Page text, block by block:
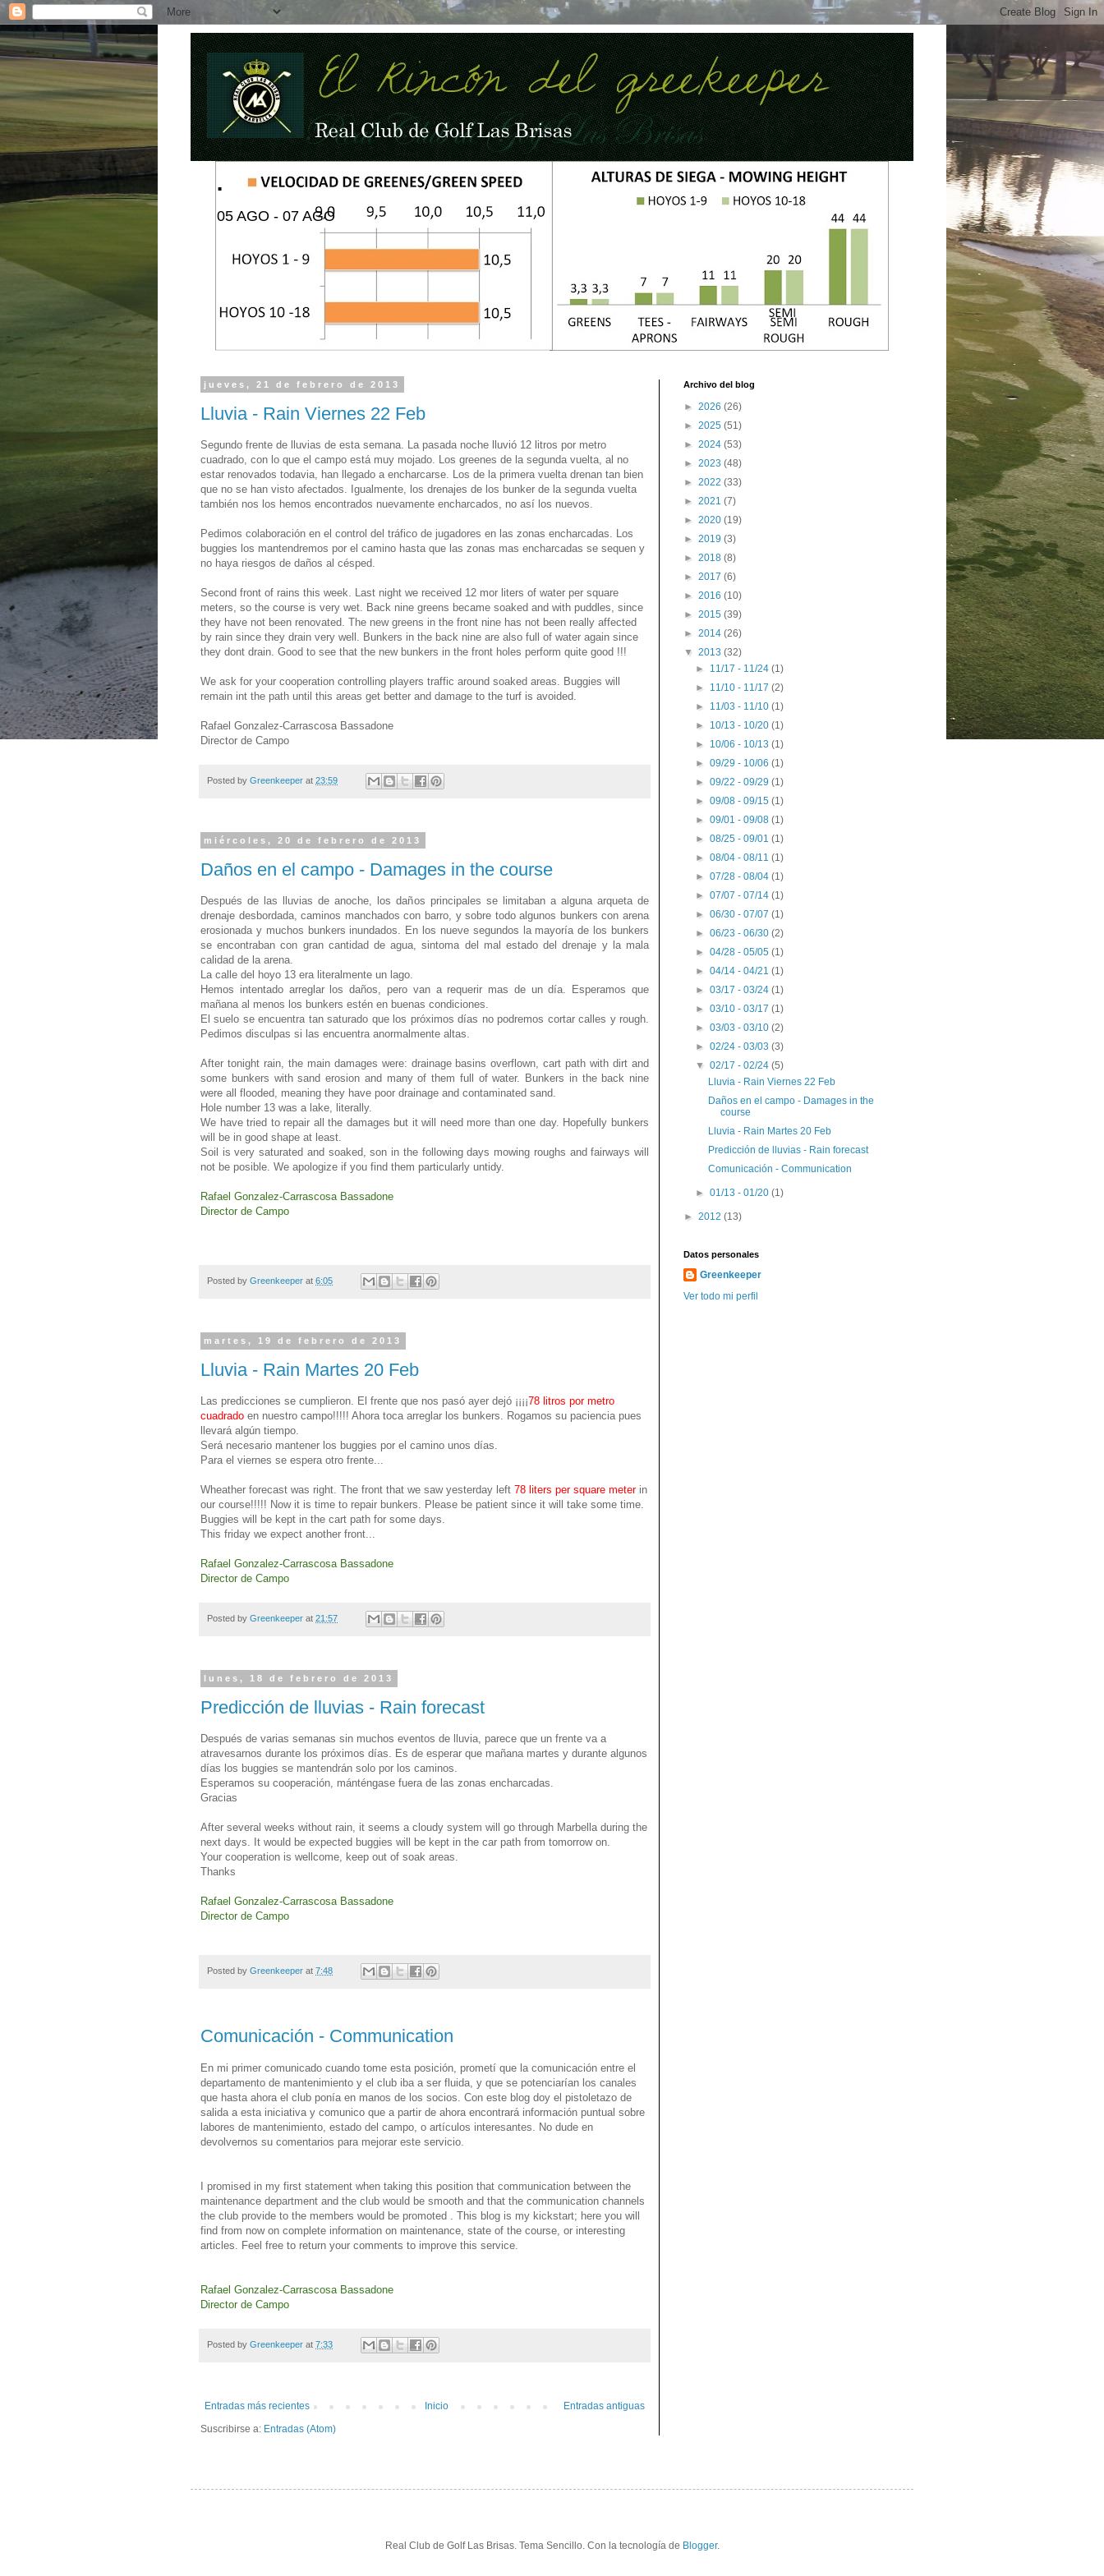
.
05 AGO - 07 AGO
jueves, 21 de febrero de 2013
Lluvia - Rain Viernes 22 Feb
Segundo frente de lluvias de esta semana. La pasada noche lluvió 12 litros por metro
cuadrado, con lo que el campo está muy mojado. Los greenes de la segunda vuelta, al no
estar renovados todavia, han llegado a encharcarse. Los de la primera vuelta drenan tan bien
que no se han visto afectados. Igualmente, los drenajes de los bunker de la segunda vuelta
también nos los hemos encontrados nuevamente encharcados, no así los nuevos.
Pedimos colaboración en el control del tráfico de jugadores en las zonas encharcadas. Los
buggies los mantendremos por el camino hasta que las zonas mas encharcadas se sequen y
no haya riesgos de daños al césped.
Second front of rains this week. Last night we received 12 mor liters of water per square
meters, so the course is very wet. Back nine greens became soaked and with puddles, since
they have not been renovated. The new greens in the front nine has not been really affected
by rain since they drain very well. Bunkers in the back nine are also full of water again since
they dont drain. Good to see that the new bunkers in the front holes perform quite good !!!
We ask for your cooperation controlling players traffic around soaked areas. Buggies will
remain int the path until this areas get better and damage to the turf is avoided.
Rafael Gonzalez-Carrascosa Bassadone
Director de Campo
Posted by Greenkeeper at 23:59
miércoles, 20 de febrero de 2013
Daños en el campo - Damages in the course
Después de las lluvias de anoche, los daños principales se limitaban a alguna arqueta de
drenaje desbordada, caminos manchados con barro, y sobre todo algunos bunkers con arena
erosionada y muchos bunkers inundados. En los nueve segundos la mayoría de los bunkers
se encontraban con gran cantidad de agua, sintoma del mal estado del drenaje y la mala
calidad de la arena.
La calle del hoyo 13 era literalmente un lago.
Hemos intentado arreglar los daños, pero van a requerir mas de un día. Esperamos que
mañana al menos los bunkers estén en buenas condiciones.
El suelo se encuentra tan saturado que los próximos días no podremos cortar calles y rough.
Pedimos disculpas si las encuentra anormalmente altas.
After tonight rain, the main damages were: drainage basins overflown, cart path with dirt and
some bunkers with sand erosion and many of them full of water. Bunkers in the back nine
were all flooded, meaning they have poor drainage and contaminated sand.
Hole number 13 was a lake, literally.
We have tried to repair all the damages but it will need more than one day. Hopefully bunkers
will be in good shape at least.
Soil is very saturated and soaked, son in the following days mowing roughs and fairways will
not be posible. We apologize if you find them particularly untidy.
Rafael Gonzalez-Carrascosa Bassadone
Director de Campo
Posted by Greenkeeper at 6:05
martes, 19 de febrero de 2013
Lluvia - Rain Martes 20 Feb
Las predicciones se cumplieron. El frente que nos pasó ayer dejó ¡¡¡¡78 litros por metro
cuadrado en nuestro campo!!!!! Ahora toca arreglar los bunkers. Rogamos su paciencia pues
llevará algún tiempo.
Será necesario mantener los buggies por el camino unos días.
Para el viernes se espera otro frente...
Wheather forecast was right. The front that we saw yesterday left 78 liters per square meterin
our course!!!!! Now it is time to repair bunkers. Please be patient since it will take some time.
Buggies will be kept in the cart path for some days.
This friday we expect another front...
Rafael Gonzalez-Carrascosa Bassadone
Director de Campo
Posted by Greenkeeper at 21:57
lunes, 18 de febrero de 2013
Predicción de lluvias - Rain forecast
Después de varias semanas sin muchos eventos de lluvia, parece que un frente va a
atravesarnos durante los próximos días. Es de esperar que mañana martes y durante algunos
días los buggies se mantendrán solo por los caminos.
Esperamos su cooperación, mánténgase fuera de las zonas encharcadas.
Gracias
After several weeks without rain, it seems a cloudy system will go through Marbella during the
next days. It would be expected buggies will be kept in the car path from tomorrow on.
Your cooperation is wellcome, keep out of soak areas.
Thanks
Rafael Gonzalez-Carrascosa Bassadone
Director de Campo
Posted by Greenkeeper at 7:48
Comunicación - Communication
En mi primer comunicado cuando tome esta posición, prometí que la comunicación entre el
departamento de mantenimiento y el club iba a ser fluida, y que se potenciarían los canales
que hasta ahora el club ponía en manos de los socios. Con este blog doy el pistoletazo de
salida a esta iniciativa y comunico que a partir de ahora encontrará información puntual sobre
labores de mantenimiento, estado del campo, o artículos interesantes. No dude en
devolvernos su comentarios para mejorar este servicio.
I promised in my first statement when taking this position that communication between the
maintenance department and the club would be smooth and that the communication channels
the club provide to the members would be promoted
This blog is my kickstart; here you will
find from now on complete information on maintenance, state of the course or interesting
articles
Feel free to return your comments to improve this service
Rafael Gonzalez-Carrascosa Bassadone
Director de Campo
Posted by Greenkeeper at 7:33
Entradas más recientes Entradas antiguas
Inicio
Suscribirse a: Entradas (Atom)
Archivo del blog
► 2026 (26)
► 2025 (51)
► 2024 (53)
► 2023 (48)
► 2022 (33)
► 2021 (7)
► 2020 (19)
► 2019 (3)
► 2018 (8)
► 2017 (6)
► 2016 (10)
► 2015 (39)
► 2014 (26)
▼ 2013 (32)
► 11/17 - 11/24(1)
► 11/10 - 11/17(2)
► 11/03 - 11/10(1)
► 10/13 - 10/20(1)
► 10/06 - 10/13(1)
►09/29 - 10/06(1)
►09/22 - 09/29(1)
►09/08 - 09/15(1)
►09/01 - 09/08(1)
►08/25 - 09/01(1)
►08/04 - 08/11(1)
►07/28 - 08/04(1)
►07/07 - 07/14(1)
►06/30 - 07/07(1)
►06/23 - 06/30(2)
►04/28 - 05/05(1)
►04/14 - 04/21(1)
►03/17 - 03/24(1)
►03/10 - 03/17(1)
►03/03 - 03/10(2)
►02/24 - 03/03(3)
▼02/17 - 02/24(5)
Lluvia - Rain Viernes 22 Feb
Daños en el campo - Damages in the
course
Lluvia - Rain Martes 20 Feb
Predicción de lluvias - Rain forecast
Comunicación - Communication
►01/13 - 01/20(1)
► 2012 (13)
Datos personales
Greenkeeper
Ver todo mi perfil
Real Club de Golf Las Brisas. Tema Sencillo. Con la tecnología de Blogger.